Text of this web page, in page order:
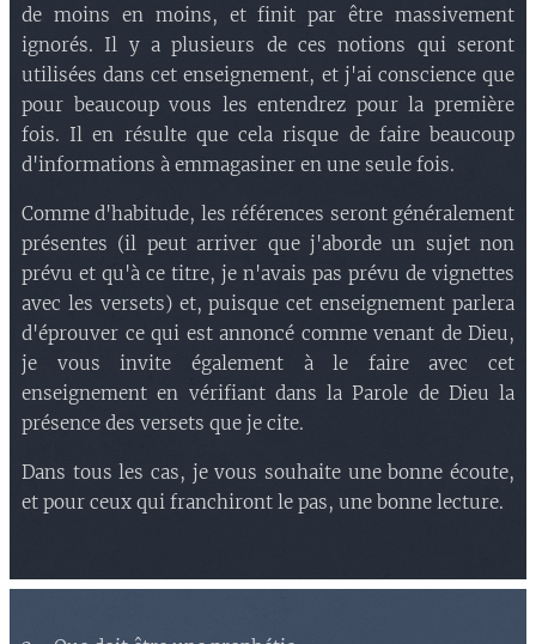
de moins en moins, et finit par être massivement
ignorés. Il y a plusieurs de ces notions qui seront
utilisées dans cet enseignement, et j'ai conscience que
pour beaucoup vous les entendrez pour la première
fois. Il en résulte que cela risque de faire beaucoup
d'informations à emmagasiner en une seule fois.
Comme d'habitude, les références seront généralement
présentes (il peut arriver que j'aborde un sujet non
prévu et qu'à ce titre, je n'avais pas prévu de vignettes
avec les versets) et, puisque cet enseignement parlera
d'éprouver ce qui est annoncé comme venant de Dieu,
je vous invite également à le faire avec cet
enseignement en vérifiant dans la Parole de Dieu la
présence des versets que je cite.
Dans tous les cas, je vous souhaite une bonne écoute,
et pour ceux qui franchiront le pas, une bonne lecture.